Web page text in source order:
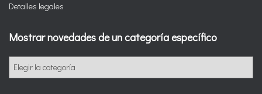
Detalles legales
Mostrar novedades de un categoría específico